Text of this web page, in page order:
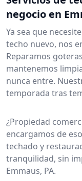
negocio en
Ya sea que
techo nuevo, nos
Reparamos
mantenemos
nunca entre.
temporada tras
¿Propiedad
encargamos de
techado y
tranquilidad, sin
Emmaus, PA.